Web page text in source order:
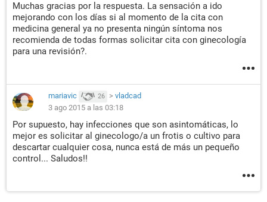
Muchas gracias por la respuesta. La sensación a ido
mejorando con los días si al momento de la cita con
medicina general ya no presenta ningún síntoma nos
recomienda de todas formas solicitar cita con ginecología
para una revisión?.
mariavic 26 > vladcad
3 ago 2015 a las 03:18
Por supuesto, hay infecciones que son asintomáticas, lo
mejor es solicitar al ginecologo/a un frotis o cultivo para
descartar cualquier cosa, nunca está de más un pequeño
control... Saludos!!